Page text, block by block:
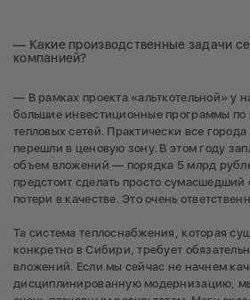
— Какие производственные задачи
компанией?
— В рамках проекта «альткотельной» у
большие инвестиционные программы по
тепловых сетей. Практически все
перешли в ценовую зону. В этом году
объем вложений — порядка 5 млрд
предстоит сделать просто сумасшедший
потери в качестве. Это очень
Та система теплоснабжения, которая
конкретно в Сибири, требует
вложений. Если мы сейчас не начнем
дисциплинированную модернизацию,